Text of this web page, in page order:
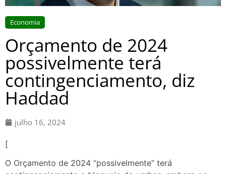
Economia
Orçamento de 2024
possivelmente terá
contingenciamento, diz
Haddad
julho 16, 2024
[
O Orçamento de 2024 “possivelmente” terá